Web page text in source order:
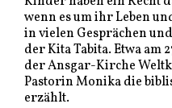
wenn es um ihr Leben
in vielen Gesprächen
der Kita Tabita. Etwa am
der Ansgar-Kirche
Pastorin Monika die
erzählt.